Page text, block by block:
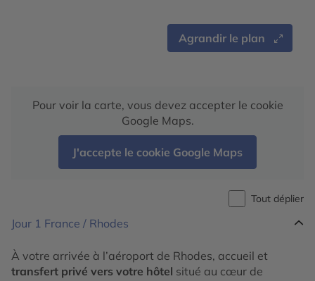
Agrandir le plan
Pour voir la carte, vous devez accepter le cookie
Google Maps.
J'accepte le cookie Google Maps
Tout déplier
Jour 1 France / Rhodes
À votre arrivée à l’aéroport de Rhodes, accueil et
transfert privé vers votre hôtel situé au cœur de